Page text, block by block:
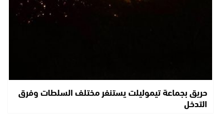
حريق بجماعة تيموليلت يستنفر مختلف السلطات وفرق
التدخل